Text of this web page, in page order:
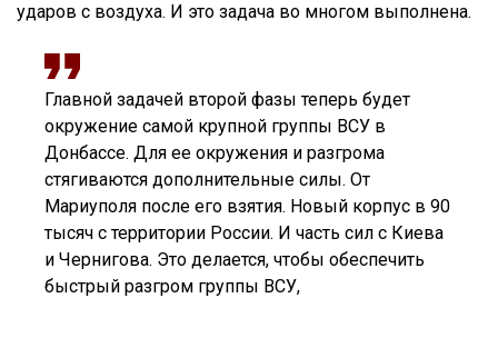
ударов с воздуха. И это задача во многом выполнена.
Главной задачей второй фазы теперь будет
окружение самой крупной группы ВСУ в
Донбассе. Для ее окружения и разгрома
стягиваются дополнительные силы. От
Мариуполя после его взятия. Новый корпус в 90
тысяч с территории России. И часть сил с Киева
и Чернигова. Это делается, чтобы обеспечить
быстрый разгром группы ВСУ,